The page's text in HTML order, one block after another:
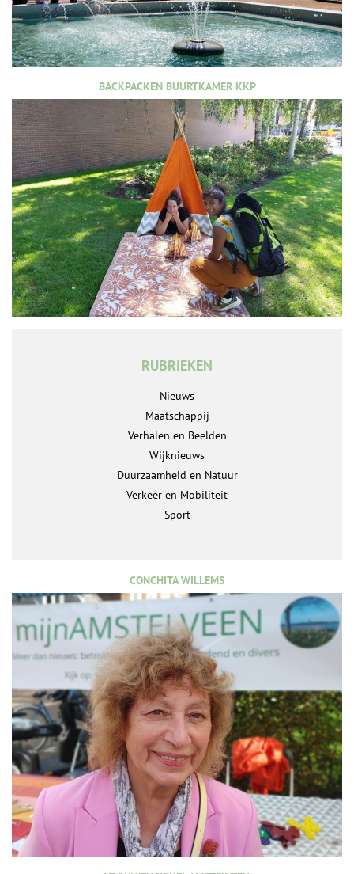
BACKPACKEN BUURTKAMER KKP
RUBRIEKEN
Nieuws
Maatschappij
Verhalen en Beelden
Wijknieuws
Duurzaamheid en Natuur
Verkeer en Mobiliteit
Sport
CONCHITA WILLEMS